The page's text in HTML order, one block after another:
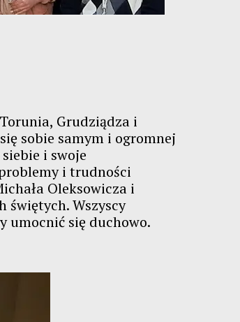
Grudziądza i
sobie samym i ogromnej
i swoje
i trudności
Oleksowicza i
świętych. Wszyscy
umocnić się duchowo.